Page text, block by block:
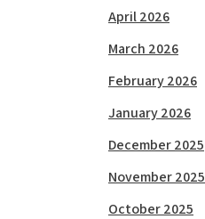
April 2026
March 2026
February 2026
January 2026
December 2025
November 2025
October 2025